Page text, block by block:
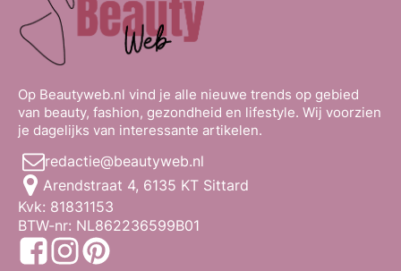
Op Beautyweb.nl vind je alle nieuwe trends op gebied
van beauty, fashion, gezondheid en lifestyle. Wij voorzien
je dagelijks van interessante artikelen.
redactie@beautyweb.nl
Arendstraat 4, 6135 KT Sittard
Kvk: 81831153
BTW-nr: NL862236599B01